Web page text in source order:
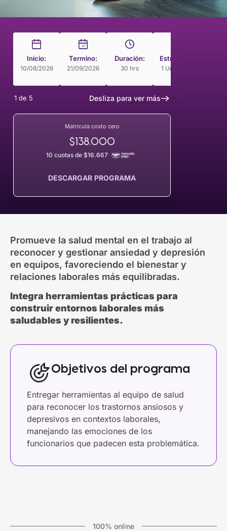
Inicio:
10/08/2026
31
Termino:
21/09/2026
Duración:
30 hrs
Estructura
1 Unidades
1 de 5 Desliza para ver más
Matrícula costo cero
$138.000
10 cuotas de $16.667
DESCARGAR PROGRAMA
Promueve la salud mental en el trabajo al
reconocer y gestionar ansiedad y depresión
en equipos, favoreciendo el bienestar y
relaciones laborales más equilibradas.
Integra herramientas prácticas para
construir entornos laborales más
saludables y resilientes.
Objetivos del programa
Entregar herramientas al equipo de salud
para reconocer los trastornos ansiosos y
depresivos en contextos laborales,
manejando las emociones de los
funcionarios que padecen esta problemática.
100% online